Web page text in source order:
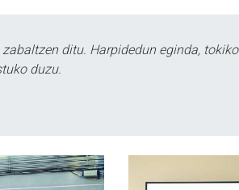
ditu. Harpidedun eginda, tokiko
duzu.